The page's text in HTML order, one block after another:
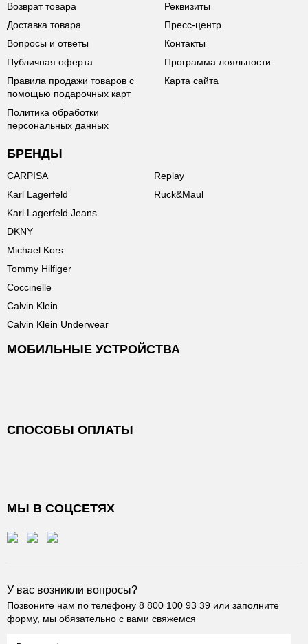
Возврат товара
Доставка товара
Вопросы и ответы
Публичная оферта
Правила продажи товаров с
помощью подарочных карт
Политика обработки
персональных данных
Реквизиты
Пресс-центр
Контакты
Программа лояльности
Карта сайта
БРЕНДЫ
CARPISA
Karl Lagerfeld
Karl Lagerfeld Jeans
DKNY
Michael Kors
Tommy Hilfiger
Coccinelle
Calvin Klein
Calvin Klein Underwear
Replay
Ruck&Maul
МОБИЛЬНЫЕ УСТРОЙСТВА
СПОСОБЫ ОПЛАТЫ
МЫ В СОЦСЕТЯХ
У вас возникли вопросы?
Позвоните нам по телефону 8 800 100 93 39 или заполните
форму, мы обязательно с вами свяжемся